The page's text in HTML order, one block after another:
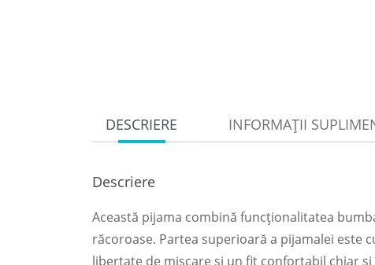
DESCRIERE INFORMAȚII
Descriere
Această pijama combină funcționalitatea
răcoroase. Partea superioară a pijamalei este
libertate de mișcare și un fit confortabil chiar